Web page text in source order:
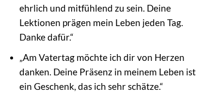
ehrlich und mitfühlend zu sein. Deine
Lektionen prägen mein Leben jeden Tag.
Danke dafür.“
„Am Vatertag möchte ich dir von Herzen
danken. Deine Präsenz in meinem Leben ist
ein Geschenk, das ich sehr schätze.“